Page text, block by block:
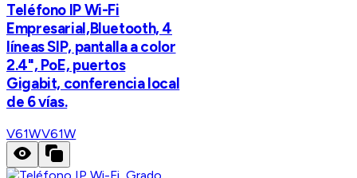
Teléfono IP Wi-Fi
Empresarial,Bluetooth, 4
líneas SIP, pantalla a color
2.4", PoE, puertos
Gigabit, conferencia local
de 6 vías.
V61WV61W